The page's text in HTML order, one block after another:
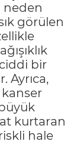
neden
görülen
bir
Ayrıca,
kurtaran
hale